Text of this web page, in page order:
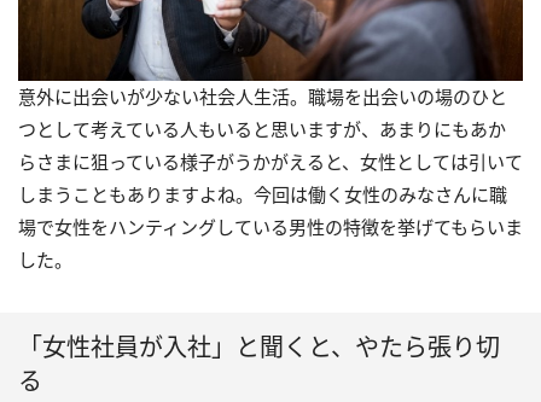
意外に出会いが少ない社会人生活。職場を出会いの場のひと
つとして考えている人もいると思いますが、あまりにもあか
らさまに狙っている様子がうかがえると、女性としては引いて
しまうこともありますよね。今回は働く女性のみなさんに職
場で女性をハンティングしている男性の特徴を挙げてもらいま
した。
「女性社員が入社」と聞くと、やたら張り切
る